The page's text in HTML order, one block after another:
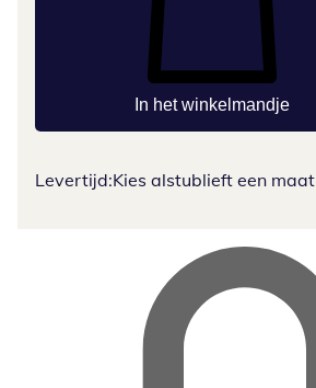
In het winkelmandje
Levertijd:Kies alstublieft een maat